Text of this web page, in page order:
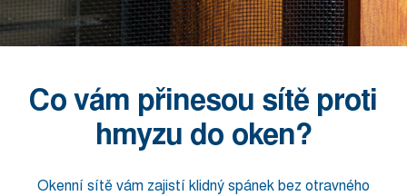
Co vám přinesou sítě proti
hmyzu do oken?
Okenní sítě vám zajistí klidný spánek bez otravného